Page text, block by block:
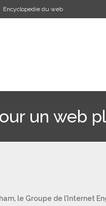
Encyclopedie du web
un web
le Groupe de l’Internet